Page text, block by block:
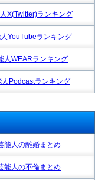
X(Twitter)ランキング
YouTubeランキング
人WEARランキング
人Podcastランキング
能人の離婚まとめ
能人の不倫まとめ